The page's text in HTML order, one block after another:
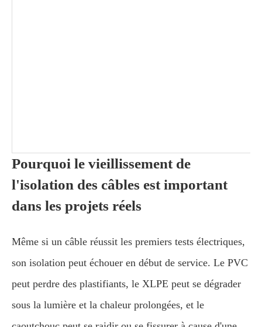
Pourquoi le vieillissement de
l'isolation des câbles est important
dans les projets réels
Même si un câble réussit les premiers tests électriques,
son isolation peut échouer en début de service. Le PVC
peut perdre des plastifiants, le XLPE peut se dégrader
sous la lumière et la chaleur prolongées, et le